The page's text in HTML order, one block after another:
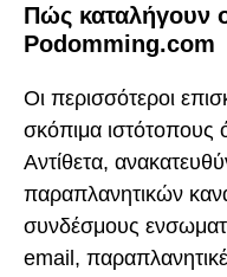
Πώς καταλήγουν
Podomming.com
Οι περισσότεροι
σκόπιμα
Αντίθετα,
παραπλανητικών
συνδέσμους
email,